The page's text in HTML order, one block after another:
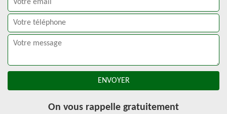
On vous rappelle gratuitement